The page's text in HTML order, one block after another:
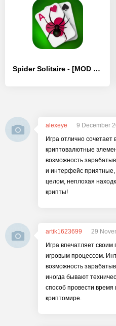
Spider Solitaire - [MOD Много денег]
alexeye
9 December
Игра отлично сочетает
криптовалютные
возможность
и интерфейс приятные,
целом, неплохая
крипты!
artik1623699
29
Игра впечатляет
игровым процессом.
возможность
иногда бывают
способ провести время
криптомире.